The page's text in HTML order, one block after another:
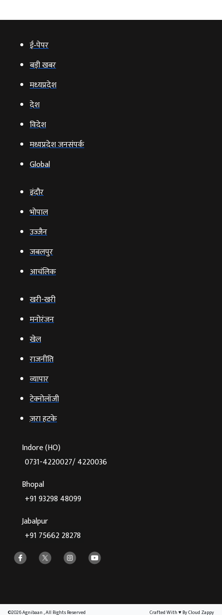
ई‑पेपर
बड़ी खबर
मध्‍यप्रदेश
देश
विदेश
मध्यप्रदेश जनसंपर्क
Global
इंदौर
भोपाल
उज्‍जैन
जबलपुर
आचंलिक
खरी-खरी
मनोरंजन
खेल
राजनीति
व्‍यापार
टेक्‍नोलॉजी
ज़रा हटके
Indore (HO)
0731-4220027/ 4220036
Bhopal
+91 93298 48099
Jabalpur
+91 75662 28278
©2026 Agnibaan , All Rights Reserved Crafted With♥By Cloud Zappy